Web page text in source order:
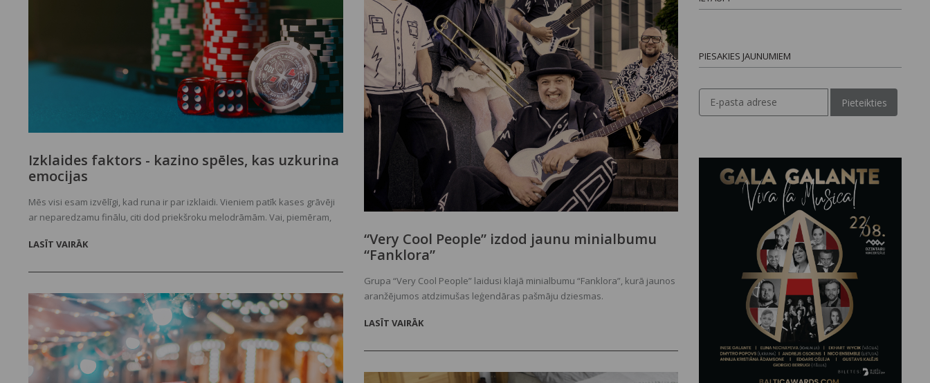
Izklaides faktors - kazino spēles, kas uzkurina
emocijas
Mēs visi esam izvēlīgi, kad runa ir par izklaidi. Vieniem patīk kases grāvēji
ar neparedzamu finālu, citi dod priekšroku melodrāmām. Vai, piemēram,
kalniņiem. Līdzīgi ir arī ar kazino spēlēm. Spēļu automātu cienītājiem
ruļļi?
LASĪT VAIRĀK
“Very Cool People” izdod jaunu minialbumu
“Fanklora”
Grupa “Very Cool People” laidusi klajā minialbumu “Fanklora”, kurā jaunos
aranžējumos atdzimušas leģendāras pašmāju dziesmas.
LASĪT VAIRĀK
PIESAKIES JAUNUMIEM
Pieteikties